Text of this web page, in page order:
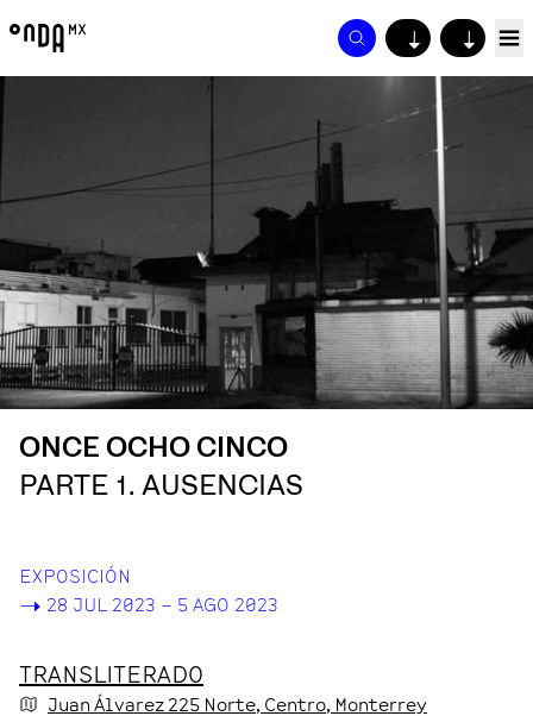
↓ ↓
ONCE OCHO CINCO
PARTE 1. AUSENCIAS
EXPOSICIÓN
-> 28 JUL 2023 – 5 AGO 2023
TRANSLITERADO
Juan Álvarez 225 Norte, Centro, Monterrey